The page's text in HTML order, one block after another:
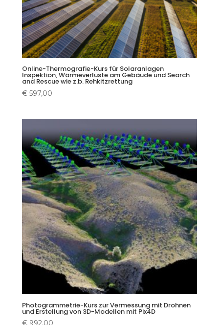
Online-Thermografie-Kurs für Solaranlagen
Inspektion, Wärmeverluste am Gebäude und Search
and Rescue wie z.b. Rehkitzrettung
€597,00
Photogrammetrie-Kurs zur Vermessung mit Drohnen
und Erstellung von 3D-Modellen mit Pix4D
€992,00